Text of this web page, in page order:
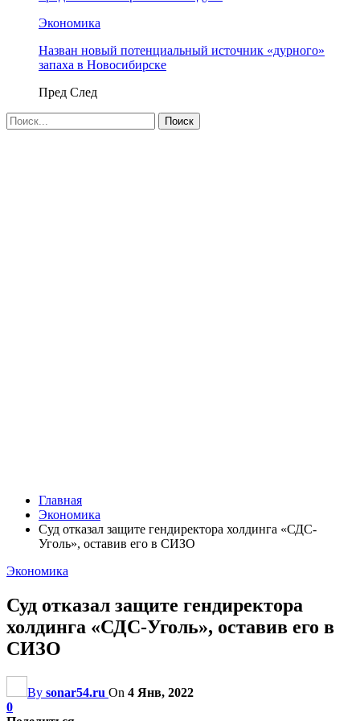
Экономика
Назван новый потенциальный источник «дурного»
запаха в Новосибирске
Пред След
Главная
Экономика
Суд отказал защите гендиректора холдинга «СДС-
Уголь», оставив его в СИЗО
Экономика
Суд отказал защите гендиректора
холдинга «СДС-Уголь», оставив его в
СИЗО
By sonar54.ru On 4 Янв, 2022
0